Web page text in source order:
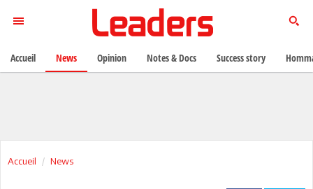
Accueil News
Accueil News Opinion Notes & Docs Success story